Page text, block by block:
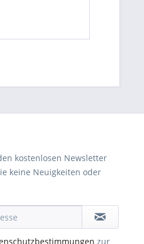
kostenlosen Newsletter
keine Neuigkeiten oder
zur